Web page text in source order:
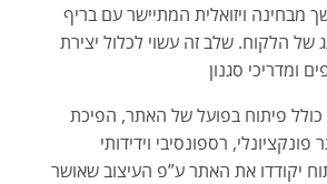
מבחינה ויזואלית המתיישר עם בריף
של הלקוח. שלב זה עשוי לכלול יצירת
פיתוח בפועל של האתר, הפיכת
רספונסיבי וידידותי
יקודדו את האתר ע”פ העיצוב שאושר